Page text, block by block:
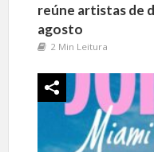
reúne artistas de
agosto
2 Min Leitura